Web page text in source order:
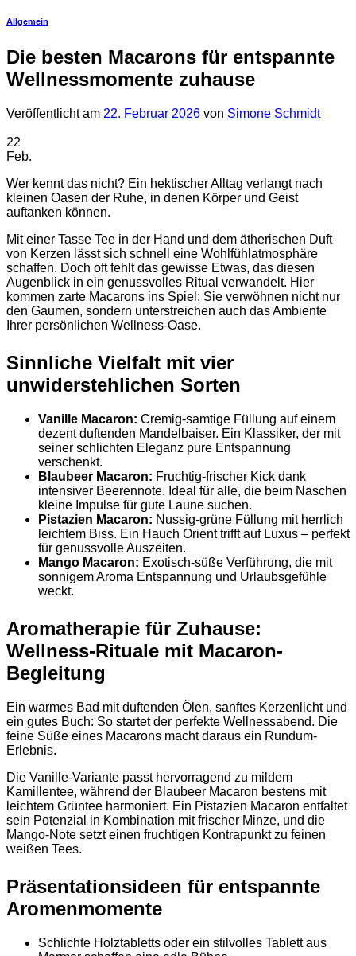
Allgemein
Die besten Macarons für entspannte
Wellnessmomente zuhause
Veröffentlicht am 22. Februar 2026 von Simone Schmidt
22
Feb.
Wer kennt das nicht? Ein hektischer Alltag verlangt nach
kleinen Oasen der Ruhe, in denen Körper und Geist
auftanken können.
Mit einer Tasse Tee in der Hand und dem ätherischen Duft
von Kerzen lässt sich schnell eine Wohlfühlatmosphäre
schaffen. Doch oft fehlt das gewisse Etwas, das diesen
Augenblick in ein genussvolles Ritual verwandelt. Hier
kommen zarte Macarons ins Spiel: Sie verwöhnen nicht nur
den Gaumen, sondern unterstreichen auch das Ambiente
Ihrer persönlichen Wellness-Oase.
Sinnliche Vielfalt mit vier
unwiderstehlichen Sorten
Vanille Macaron: Cremig-samtige Füllung auf einem
dezent duftenden Mandelbaiser. Ein Klassiker, der mit
seiner schlichten Eleganz pure Entspannung
verschenkt.
Blaubeer Macaron: Fruchtig-frischer Kick dank
intensiver Beerennote. Ideal für alle, die beim Naschen
kleine Impulse für gute Laune suchen.
Pistazien Macaron: Nussig-grüne Füllung mit herrlich
leichtem Biss. Ein Hauch Orient trifft auf Luxus – perfekt
für genussvolle Auszeiten.
Mango Macaron: Exotisch-süße Verführung, die mit
sonnigem Aroma Entspannung und Urlaubsgefühle
weckt.
Aromatherapie für Zuhause:
Wellness-Rituale mit Macaron-
Begleitung
Ein warmes Bad mit duftenden Ölen, sanftes Kerzenlicht und
ein gutes Buch: So startet der perfekte Wellnessabend. Die
feine Süße eines Macarons macht daraus ein Rundum-
Erlebnis.
Die Vanille-Variante passt hervorragend zu mildem
Kamillentee, während der Blaubeer Macaron bestens mit
leichtem Grüntee harmoniert. Ein Pistazien Macaron entfaltet
sein Potenzial in Kombination mit frischer Minze, und die
Mango-Note setzt einen fruchtigen Kontrapunkt zu feinen
weißen Tees.
Präsentationsideen für entspannte
Aromenmomente
Schlichte Holztabletts oder ein stilvolles Tablett aus